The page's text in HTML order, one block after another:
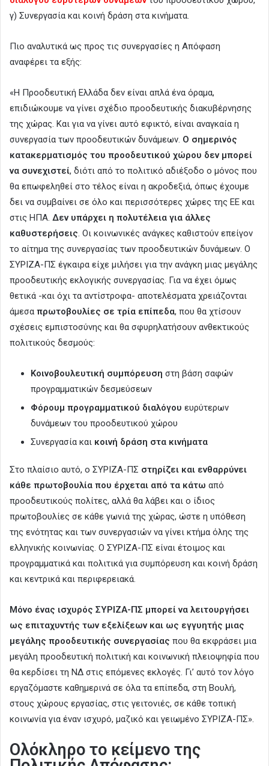
γ) Συνεργασία και κοινή δράση στα κινήματα.
Πιο αναλυτικά ως προς τις συνεργασίες η Απόφαση
αναφέρει τα εξής:
«Η Προοδευτική Ελλάδα δεν είναι απλά ένα όραμα,
επιδιώκουμε να γίνει σχέδιο προοδευτικής διακυβέρνησης
της χώρας. Και για να γίνει αυτό εφικτό, είναι αναγκαία η
συνεργασία των προοδευτικών δυνάμεων. Ο σημερινός
κατακερματισμός του προοδευτικού χώρου δεν μπορεί
να συνεχιστεί, διότι από το πολιτικό αδιέξοδο ο μόνος που
θα επωφεληθεί στο τέλος είναι η ακροδεξιά, όπως έχουμε
δει να συμβαίνει σε όλο και περισσότερες χώρες της ΕΕ και
στις ΗΠΑ. Δεν υπάρχει η πολυτέλεια για άλλες
καθυστερήσεις. Οι κοινωνικές ανάγκες καθιστούν επείγον
το αίτημα της συνεργασίας των προοδευτικών δυνάμεων. Ο
ΣΥΡΙΖΑ-ΠΣ έγκαιρα είχε μιλήσει για την ανάγκη μιας μεγάλης
προοδευτικής εκλογικής συνεργασίας. Για να έχει όμως
θετικά -και όχι τα αντίστροφα- αποτελέσματα χρειάζονται
άμεσα πρωτοβουλίες σε τρία επίπεδα, που θα χτίσουν
σχέσεις εμπιστοσύνης και θα σφυρηλατήσουν ανθεκτικούς
πολιτικούς δεσμούς:
Κοινοβουλευτική συμπόρευση στη βάση σαφών
προγραμματικών δεσμεύσεων
Φόρουμ προγραμματικού διαλόγου ευρύτερων
δυνάμεων του προοδευτικού χώρου
Συνεργασία και κοινή δράση στα κινήματα
Στο πλαίσιο αυτό, ο ΣΥΡΙΖΑ-ΠΣ στηρίζει και ενθαρρύνει
κάθε πρωτοβουλία που έρχεται από τα κάτω από
προοδευτικούς πολίτες, αλλά θα λάβει και ο ίδιος
πρωτοβουλίες σε κάθε γωνιά της χώρας, ώστε η υπόθεση
της ενότητας και των συνεργασιών να γίνει κτήμα όλης της
ελληνικής κοινωνίας. Ο ΣΥΡΙΖΑ-ΠΣ είναι έτοιμος και
προγραμματικά και πολιτικά για συμπόρευση και κοινή δράση
και κεντρικά και περιφερειακά.
Μόνο ένας ισχυρός ΣΥΡΙΖΑ-ΠΣ μπορεί να λειτουργήσει
ως επιταχυντής των εξελίξεων και ως εγγυητής μιας
μεγάλης προοδευτικής συνεργασίας που θα εκφράσει μια
μεγάλη προοδευτική πολιτική και κοινωνική πλειοψηφία που
θα κερδίσει τη ΝΔ στις επόμενες εκλογές. Γι’ αυτό τον λόγο
εργαζόμαστε καθημερινά σε όλα τα επίπεδα, στη Βουλή,
στους χώρους εργασίας, στις γειτονιές, σε κάθε τοπική
κοινωνία για έναν ισχυρό, μαζικό και γειωμένο ΣΥΡΙΖΑ-ΠΣ».
Ολόκληρο το κείμενο της